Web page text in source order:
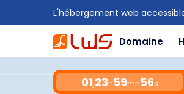
L'hébergement web
Domaine
01j23h59mn55s